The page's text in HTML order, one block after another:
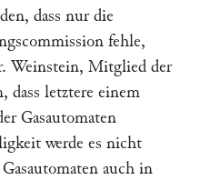
dass nur die
fehle,
Weinstein, Mitglied der
dass letztere einem
Gasautomaten
werde es nicht
auch in